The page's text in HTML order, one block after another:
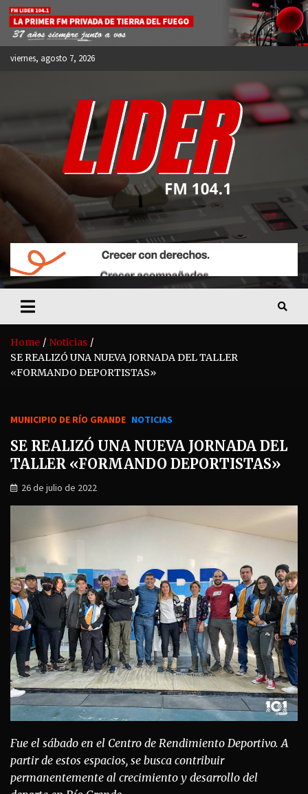
Skip
content
viernes, agosto 7, 2026
FM LIDER 104.1
Home
Noticias
SE REALIZÓ UNA NUEVA JORNADA DEL TALLER
«FORMANDO DEPORTISTAS»
MUNICIPIO DE RÍO GRANDE NOTICIAS
SE REALIZÓ UNA NUEVA JORNADA DEL
TALLER «FORMANDO DEPORTISTAS»
26 de julio de 2022
Fue el sábado en el Centro de Rendimiento Deportivo. A
partir de estos espacios, se busca contribuir
permanentemente al crecimiento y desarrollo del